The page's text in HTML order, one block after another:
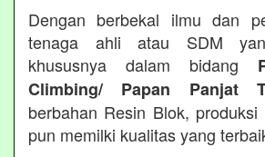
Dengan berbekal ilmu dan
tenaga ahli atau SDM
khususnya dalam bidang
Climbing/ Papan Panjat
berbahan Resin Blok,
pun memilki kualitas yang